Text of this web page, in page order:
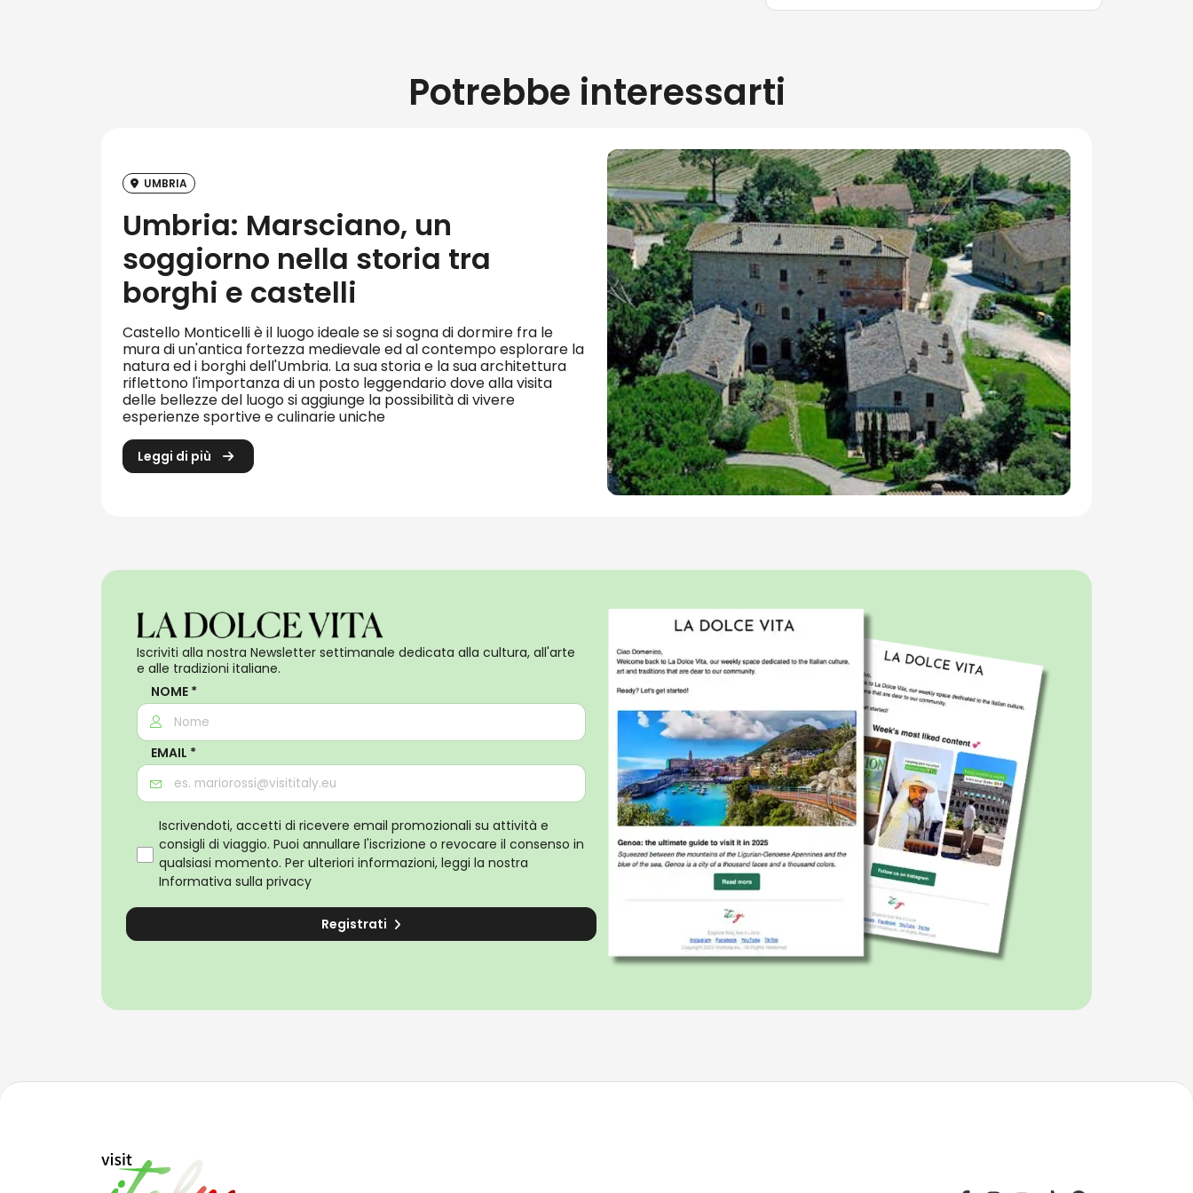
Potrebbe interessarti
UMBRIA
Umbria: Marsciano, un
soggiorno nella storia tra
borghi e castelli
Castello Monticelli è il luogo ideale se si sogna di dormire fra le
mura di un'antica fortezza medievale ed al contempo esplorare la
natura ed i borghi dell'Umbria. La sua storia e la sua architettura
riflettono l'importanza di un posto leggendario dove alla visita
delle bellezze del luogo si aggiunge la possibilità di vivere
esperienze sportive e culinarie uniche
Leggi di più
Iscriviti alla nostra Newsletter settimanale dedicata alla cultura, all'arte
e alle tradizioni italiane.
NOME *
EMAIL *
Iscrivendoti, accetti di ricevere email promozionali su attività e
consigli di viaggio. Puoi annullare l'iscrizione o revocare il consenso in
qualsiasi momento. Per ulteriori informazioni, leggi la nostra
Informativa sulla privacy
Registrati